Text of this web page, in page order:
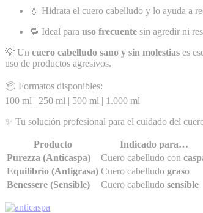
💧 Hidrata el cuero cabelludo y lo ayuda a
🔁 Ideal para uso frecuente sin agredir ni
💡 Un cuero cabelludo sano y sin molestias es
uso de productos agresivos.
📦 Formatos disponibles:
100 ml | 250 ml | 500 ml | 1.000 ml
✨ Tu solución profesional para el cuidado del
Producto Indicado para…
Purezza (Anticaspa)
Cuero cabelludo con
Equilibrio (Antigrasa) Cuero cabelludo graso
Benessere (Sensible)
Cuero cabelludo sensible